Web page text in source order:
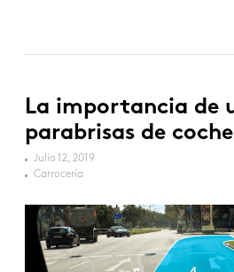
La importancia de
parabrisas de
Julio 12, 2019
Carrocería